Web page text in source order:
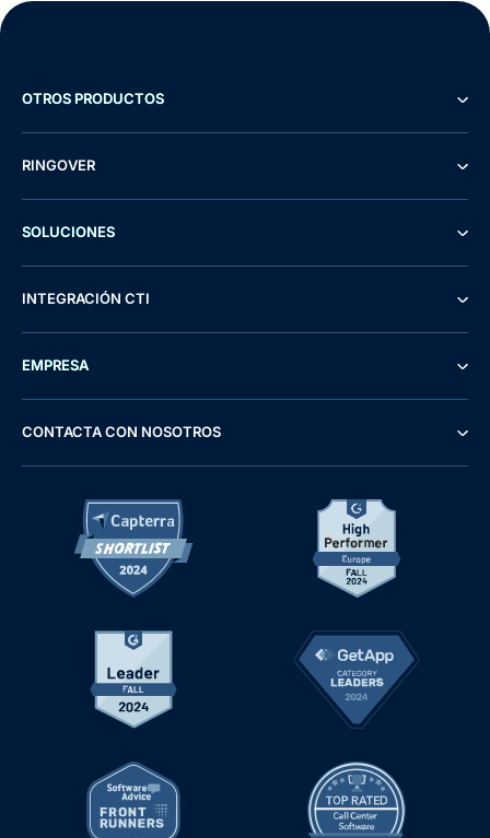
OTROS PRODUCTOS
RINGOVER
SOLUCIONES
INTEGRACIÓN CTI
EMPRESA
CONTACTA CON NOSOTROS